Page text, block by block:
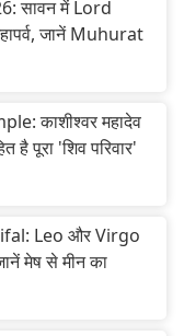
सावन में Lord
जानें Muhurat
काशीश्वर महादेव
है पूरा 'शिव परिवार'
Leo और Virgo
मेष से मीन का